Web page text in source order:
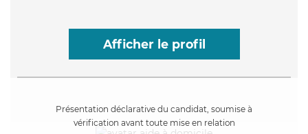
Afficher le profil
Présentation déclarative du candidat, soumise à
vérification avant toute mise en relation